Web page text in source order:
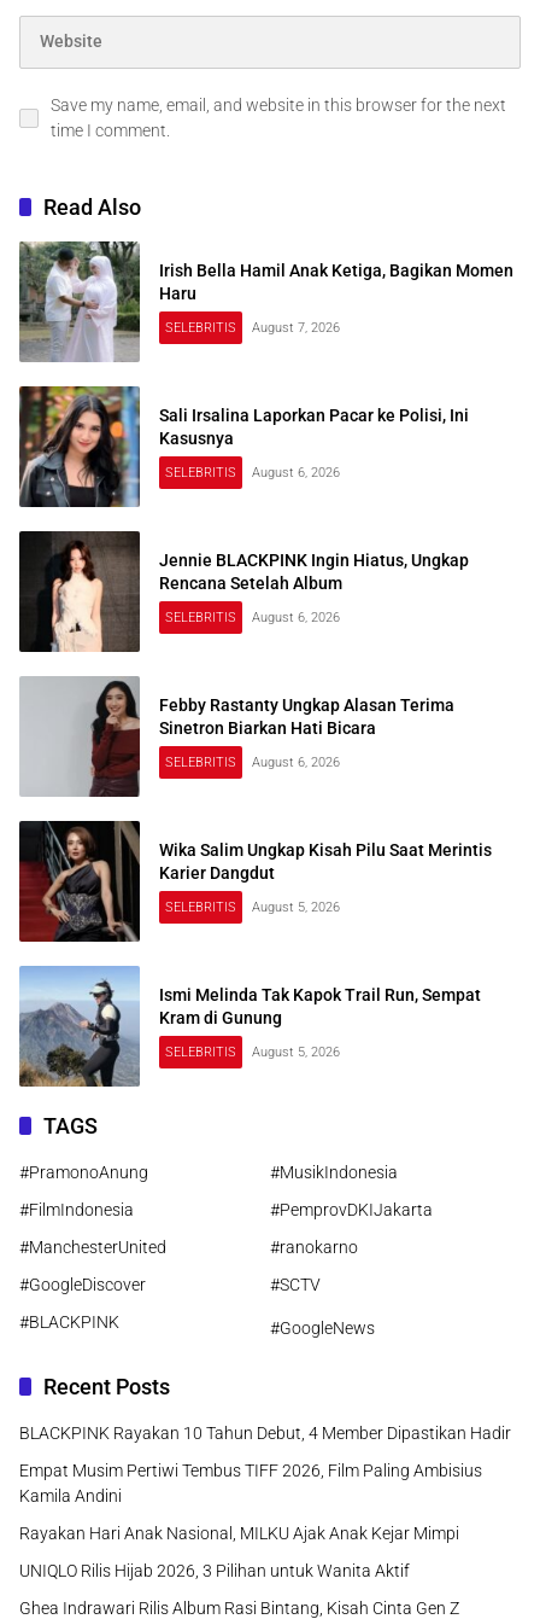
Save my name, email, and website in this browser for the next
time I comment.
Read Also
Irish Bella Hamil Anak Ketiga, Bagikan Momen
Haru
SELEBRITIS August 7, 2026
Sali Irsalina Laporkan Pacar ke Polisi, Ini
Kasusnya
SELEBRITIS August 6, 2026
Jennie BLACKPINK Ingin Hiatus, Ungkap
Rencana Setelah Album
SELEBRITIS August 6, 2026
Febby Rastanty Ungkap Alasan Terima
Sinetron Biarkan Hati Bicara
SELEBRITIS August 6, 2026
Wika Salim Ungkap Kisah Pilu Saat Merintis
Karier Dangdut
SELEBRITIS August 5, 2026
Ismi Melinda Tak Kapok Trail Run, Sempat
Kram di Gunung
SELEBRITIS August 5, 2026
TAGS
#PramonoAnung
#MusikIndonesia
#FilmIndonesia
#PemprovDKIJakarta
#ManchesterUnited
#ranokarno
#GoogleDiscover
#SCTV
#BLACKPINK
#GoogleNews
Recent Posts
BLACKPINK Rayakan 10 Tahun Debut, 4 Member Dipastikan Hadir
Empat Musim Pertiwi Tembus TIFF 2026, Film Paling Ambisius
Kamila Andini
Rayakan Hari Anak Nasional, MILKU Ajak Anak Kejar Mimpi
UNIQLO Rilis Hijab 2026, 3 Pilihan untuk Wanita Aktif
Ghea Indrawari Rilis Album Rasi Bintang, Kisah Cinta Gen Z